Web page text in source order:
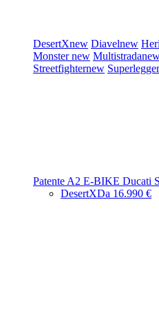
DesertXnew Diavelnew
Monsternew Multistrada
Streetfighternew
Patente A2 E-BIKE Ducati
DesertXDa 16.990 €